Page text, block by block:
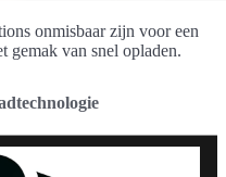
onmisbaar zijn voor een
gemak van snel opladen.